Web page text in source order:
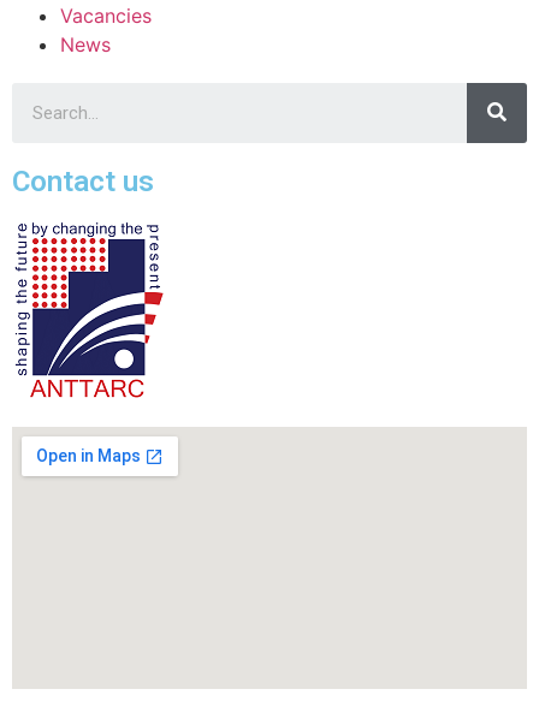
Vacancies
News
Contact us